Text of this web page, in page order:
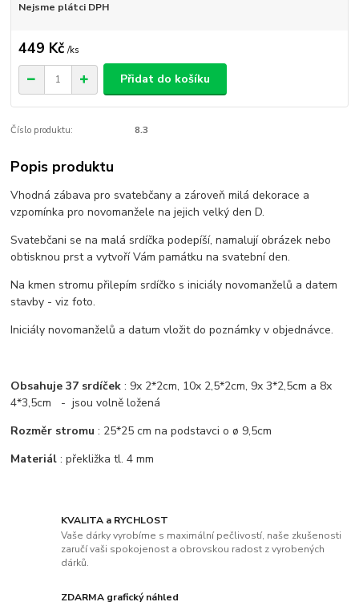
Nejsme plátci DPH
449 Kč /ks
Přidat do košíku
Číslo produktu: 8.3
KVALITA a RYCHLOST
Vaše dárky vyrobíme s maximální pečlivostí, naše zkušenosti
zaručí vaši spokojenost a obrovskou radost z vyrobených
dárků.
ZDARMA grafický náhled
Popis produktu
Vhodná zábava pro svatebčany a zároveň milá dekorace a
vzpomínka pro novomanžele na jejich velký den D.
Svatebčani se na malá srdíčka podepíší, namalují obrázek nebo
obtisknou prst a vytvoří Vám památku na svatební den.
Na kmen stromu přilepím srdíčko s iniciály novomanželů a datem
stavby - viz foto.
Iniciály novomanželů a datum vložit do poznámky v objednávce.
Obsahuje 37 srdíček : 9x 2*2cm, 10x 2,5*2cm, 9x 3*2,5cm a 8x
4*3,5cm - jsou volně ložená
Rozměr stromu : 25*25 cm na podstavci o ø 9,5cm
Materiál : překližka tl. 4 mm